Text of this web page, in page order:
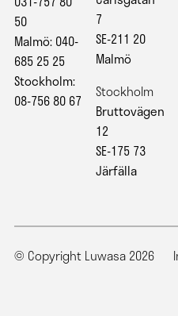
50
Malmö: 040-
685 25 25
Stockholm:
08-756 80 67
7
SE-211 20
Malmö
Stockholm
Bruttovägen
12
SE-175 73
Järfälla
© Copyright Luwasa 2026